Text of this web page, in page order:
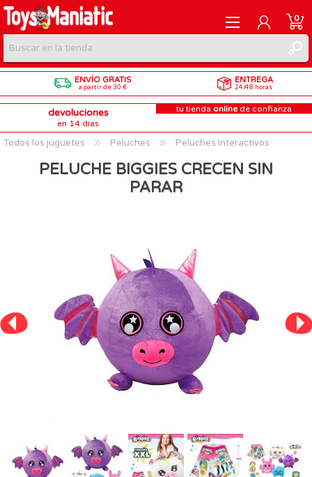
REGISTRARME
INICIAR SESIÓN
0
ENVÍO GRATIS
a partir de 30 €
ENTREGA
24/48 horas
devoluciones
en 14 días
tu tienda online de confianza
Todos los juguetes Peluches Peluches Interactivos
PELUCHE BIGGIES CRECEN SIN
PARAR